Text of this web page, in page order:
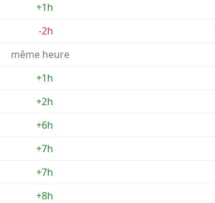
+1h
-2h
même heure
+1h
+2h
+6h
+7h
+7h
+8h